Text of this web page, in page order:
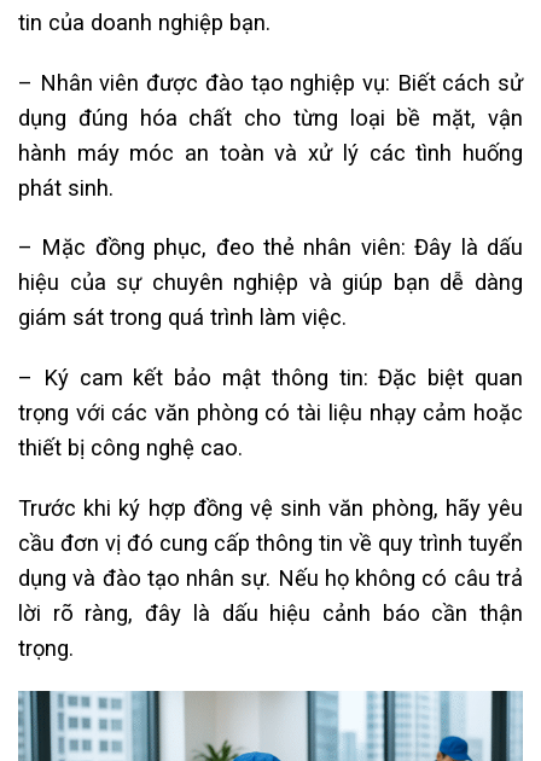
tin của doanh nghiệp bạn.
– Nhân viên được đào tạo nghiệp vụ: Biết cách sử
dụng đúng hóa chất cho từng loại bề mặt, vận
hành máy móc an toàn và xử lý các tình huống
phát sinh.
– Mặc đồng phục, đeo thẻ nhân viên: Đây là dấu
hiệu của sự chuyên nghiệp và giúp bạn dễ dàng
giám sát trong quá trình làm việc.
– Ký cam kết bảo mật thông tin: Đặc biệt quan
trọng với các văn phòng có tài liệu nhạy cảm hoặc
thiết bị công nghệ cao.
Trước khi ký hợp đồng vệ sinh văn phòng, hãy yêu
cầu đơn vị đó cung cấp thông tin về quy trình tuyển
dụng và đào tạo nhân sự. Nếu họ không có câu trả
lời rõ ràng, đây là dấu hiệu cảnh báo cần thận
trọng.